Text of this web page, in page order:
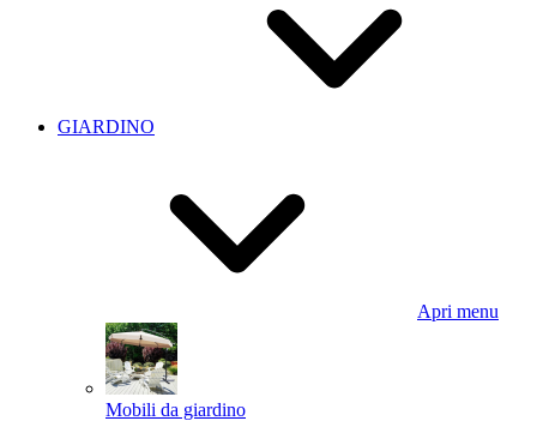
GIARDINO
Apri menu
Mobili da giardino